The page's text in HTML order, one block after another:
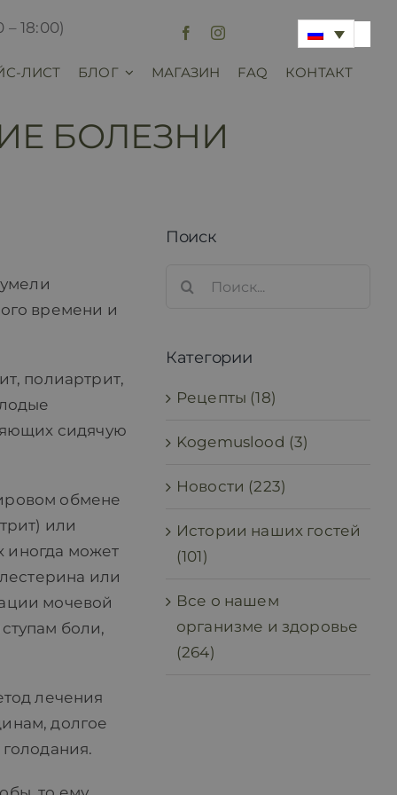
18:00)
ЛИСТ БЛОГ МАГАЗИН FAQ КОНТАКТ
БОЛЕЗНИ
времени и
полиартрит,
сидячую
обмене
или
иногда может
или
мочевой
боли,
лечения
долгое
Поиск
Search
Категории
Рецепты (18)
Kogemuslood (3)
Новости (223)
Истории наших гостей
(101)
Все о нашем
организме и здоровье
(264)